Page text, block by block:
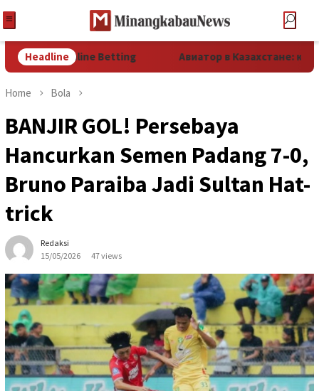
Headline
of Online Betting Авиатор в Казахстане: как
Home Bola
BANJIR GOL! Persebaya
Hancurkan Semen Padang 7-0,
Bruno Paraiba Jadi Sultan Hat-
trick
Redaksi
15/05/2026
47 views